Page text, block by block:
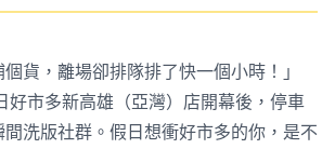
個貨，離場卻排隊排了快一個小時！」
市多新高雄（亞灣）店開幕後，停車
洗版社群。假日想衝好市多的你，是不